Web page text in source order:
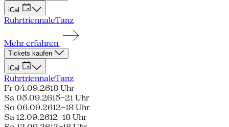
iCal
RuhrtriennaleTanz
Mehr erfahren
Tickets kaufen
iCal
RuhrtriennaleTanz
Fr 04.09.2618 Uhr
Sa 05.09.2615–21 Uhr
So 06.09.2612–18 Uhr
Sa 12.09.2612–18 Uhr